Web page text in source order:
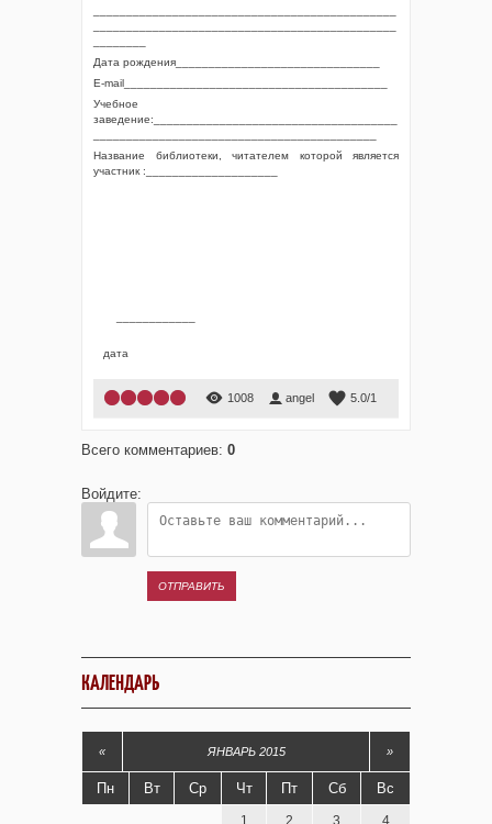
Дата рождения_______________________________
E-mail­________________________________________
Учебное
заведение:_____________________________________
Название библиотеки, читателем которой является
участник :____________________
дата
1 2 3 4 1008 angel 5.0/1
Всего комментариев: 0
Войдите:
ОТПРАВИТЬ
КАЛЕНДАРЬ
« ЯНВАРЬ 2015 »
Пн Вт Ср Чт Пт Сб Вс
1 2 3 4